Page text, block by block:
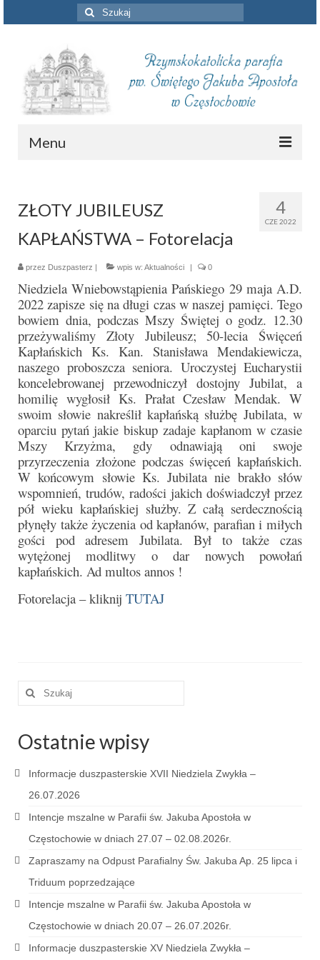
Szuklaj
w:
Menu
Intencje mszalne
Informacje duszpasterskie
Piszą o nas
Remont kościoła
Parafia
Historia
Duszpasterze
Nasz patron
Kościół Rektoracki
Vademecum
Wspólnoty parafialne
Katecheza parafialna
Niezbędnik Katolika
Kaplica Adoracji
Nabożeństwa
Nabożeństwa różne
Pogrzeb katolicki
Sakramenty
Sakrament chrztu
Sakrament bierzmowania
Sakrament pojednania
Sakrament kapłaństwa
4
CZE 2022
ZŁOTY JUBILEUSZ
KAPŁAŃSTWA – Fotorelacja
przez Duszpasterz wpis w: Aktualności 0
Niedziela Wniebowstąpienia Pańskiego 29 maja A.D.
2022 zapisze się na długi czas w naszej pamięci. Tego
bowiem dnia, podczas Mszy Świętej o godz. 12.30
przeżywaliśmy Złoty Jubileusz; 50-lecia Święceń
Kapłańskich Ks. Kan. Stanisława Mendakiewicza,
naszego proboszcza seniora. Uroczystej Eucharystii
koncelebrowanej przewodniczył dostojny Jubilat, a
homilię wygłosił Ks. Prałat Czesław Mendak. W
swoim słowie nakreślił kapłańską służbę Jubilata, w
oparciu pytań jakie biskup zadaje kapłanom w czasie
Mszy Krzyżma, gdy odnawiają oni swoje
przyrzeczenia złożone podczas święceń kapłańskich.
W końcowym słowie Ks. Jubilata nie brakło słów
wspomnień, trudów, radości jakich doświadczył przez
pół wieku kapłańskiej służby. Z całą serdecznością
płynęły także życzenia od kapłanów, parafian i miłych
gości pod adresem Jubilata. Był to także czas
wytężonej modlitwy o dar nowych powołań
kapłańskich. Ad multos annos !
Fotorelacja – kliknij TUTAJ
Szuklaj
Ostatnie wpisy
Informacje duszpasterskie XVII Niedziela Zwykła –
26.07.2026
Intencje mszalne w Parafii św. Jakuba Apostoła w
Częstochowie w dniach 27.07 – 02.08.2026r.
Zapraszamy na Odpust Parafialny Św. Jakuba Ap. 25 lipca i
Triduum poprzedzające
Intencje mszalne w Parafii św. Jakuba Apostoła w
Częstochowie w dniach 20.07 – 26.07.2026r.
Informacje duszpasterskie XV Niedziela Zwykła –